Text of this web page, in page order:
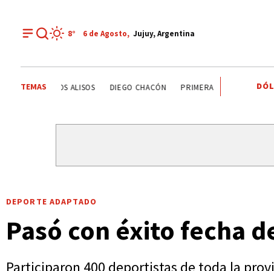
8° 6 de Agosto, Jujuy, Argentina
TEMAS DEPORTE RECREATIVO YAMILA CHAVES
DEPORTE ADAPTADO
Pasó con éxito fecha
Participaron 400 deportistas de toda la